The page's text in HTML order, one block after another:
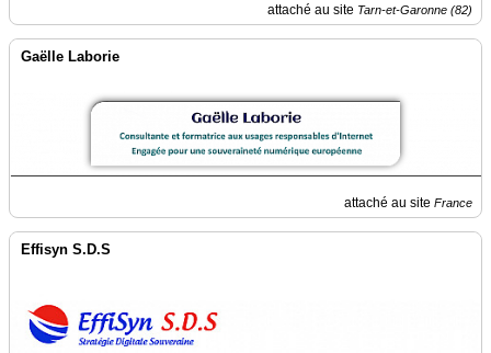
attaché au site Tarn-et-Garonne (82)
Gaëlle Laborie
attaché au site France
Effisyn S.D.S